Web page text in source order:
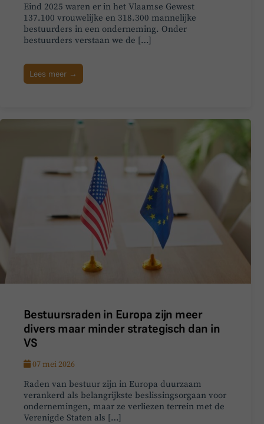
Eind 2025 waren er in het Vlaamse Gewest
137.100 vrouwelijke en 318.300 mannelijke
bestuurders in een onderneming. Onder
bestuurders verstaan we de […]
Lees meer →
Bestuursraden in Europa zijn meer
divers maar minder strategisch dan in
VS
07 mei 2026
Raden van bestuur zijn in Europa duurzaam
verankerd als belangrijkste beslissingsorgaan voor
ondernemingen, maar ze verliezen terrein met de
Verenigde Staten als […]